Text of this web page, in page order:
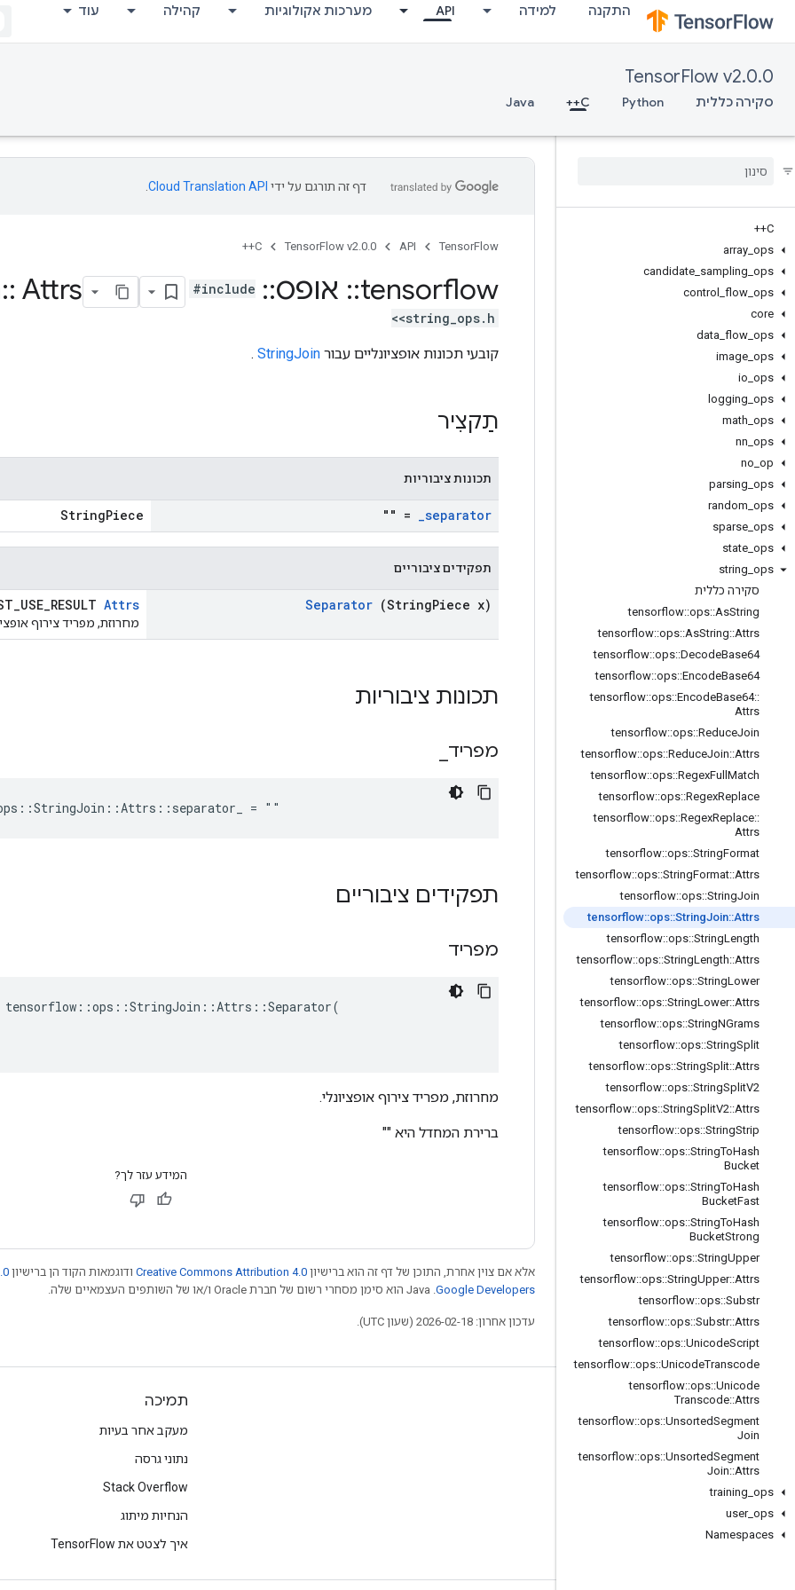
התקנה למידה API מערכות אקולוגיות קהילה עוד
TensorFlow v2.0.0
סקירה כללית Python
C++
Java
C++
array ops
candidate sampling ops
control
flow ops
core
data flow ops
image ops
io ops
logging ops
math ops
nn ops
no op
parsing ops
random ops
sparse ops
state ops
string ops
סקירה כללית
tensorflow::ops::AsString
tensorflow::ops::AsString::Attrs
tensorflow::ops::DecodeBase64
tensorflow::ops::EncodeBase64
tensorflow::ops::EncodeBase64::
Attrs
tensorflow::ops::ReduceJoin
tensorflow::ops::ReduceJoin::Attrs
tensorflow::ops::RegexFull Match
tensorflow::ops::RegexReplace
tensorflow::ops::RegexReplace::
Attrs
tensorflow::ops::StringFormat
tensorflow::ops::StringFormat::Attrs
tensorflow::ops::StringJoin
tensorflow::ops::StringJoin::Attrs
tensorflow::ops::StringLength
tensorflow::ops::StringLength::Attrs
tensorflow::ops::StringLower
tensorflow::ops::StringLower::Attrs
tensorflow::ops::StringNGrams
tensorflow::ops::StringSplit
tensorflow::ops::StringSplit::Attrs
tensorflow::ops::StringSplitV2
tensorflow::ops::StringSplitV2::Attrs
tensorflow::ops::StringStrip
tensorflow::ops::StringToHash
Bucket
tensorflow::ops::StringToHash
BucketFast
tensorflow::ops::StringToHash
BucketStrong
tensorflow::ops::StringUpper
tensorflow::ops::StringUpper::Attrs
tensorflow::ops::Substr
tensorflow::ops::Substr::Attrs
tensorflow::ops::UnicodeScript
tensorflow::ops::UnicodeTranscode
tensorflow::ops::Unicode
Transcode::Attrs
tensorflow::ops::UnsortedSegment
Join
tensorflow::ops::UnsortedSegment
Join::Attrs
training ops
user_ ops
Namespaces
דף זה תורגם על ידי Cloud Translation API
TensorFlow
API
TensorFlow v2.0.0
C++
tensorflow
:: אופס::
:: Attrs
#include
<string_ops.h>
קובעי תכונות אופציונליים עבור StringJoin
.
תַקצִיר
תכונות ציבוריות
separator
_
= ""
StringPiece
תפקידים ציבוריים
Separator (StringPiece x)
Attrs
מחרוזת, מפריד צירוף
תכונות ציבוריות
מפריד
= ""
תפקידים ציבוריים
מפריד
tensorflow::ops::StringJoin::Attrs::Separator(
מחרוזת, מפריד צירוף אופציונלי.
ברירת המחדל היא ""
המידע עזר לך?
אלא אם צוין אחרת, התוכן של דף זה הוא ברישיון Creative Commons Attribution 4.0 ודוגמאות הקוד הן ברישיון
Google Developers‏
עדכון אחרון: 2026-02-18 (שעון UTC).
לא להתנתק
בלוג
פורום
GitHub
Twitter
YouTube
תמיכה
מעקב אחר בעיות
נתוני גרסה
Stack Overflow
הנחיות מיתוג
איך לצטט את TensorFlow